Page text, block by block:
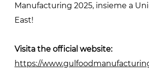
Manufacturing 2025, insieme a
East!
Visita the official website:
https://